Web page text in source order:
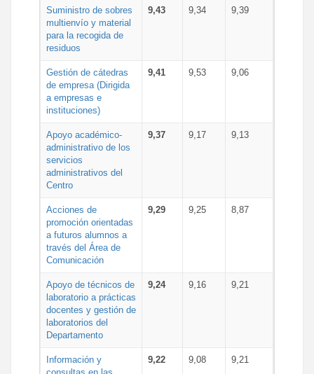
Suministro de sobres
multienvío y material
para la recogida de
residuos
9,43 9,34 9,39
Gestión de cátedras
de empresa (Dirigida
a empresas e
instituciones)
9,41 9,53 9,06
Apoyo académico-
administrativo de los
servicios
administrativos del
Centro
9,37 9,17 9,13
Acciones de
promoción orientadas
a futuros alumnos a
través del Área de
Comunicación
9,29 9,25 8,87
Apoyo de técnicos de
laboratorio a prácticas
docentes y gestión de
laboratorios del
Departamento
9,24 9,16 9,21
Información y
consultas en las
9,22 9,08 9,21